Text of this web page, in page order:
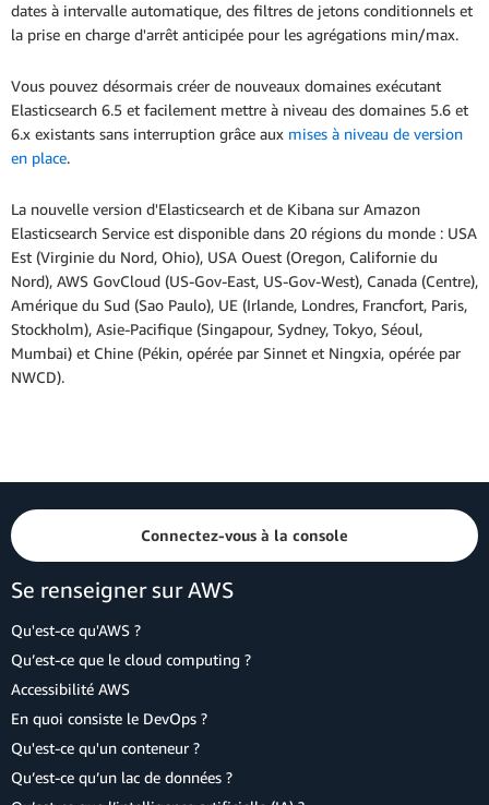
dates à intervalle automatique, des filtres de jetons conditionnels et
la prise en charge d'arrêt anticipée pour les agrégations min/max.
Vous pouvez désormais créer de nouveaux domaines exécutant
Elasticsearch 6.5 et facilement mettre à niveau des domaines 5.6 et
6.x existants sans interruption grâce aux mises à niveau de version
en place.
La nouvelle version d'Elasticsearch et de Kibana sur Amazon
Elasticsearch Service est disponible dans 20 régions du monde : USA
Est (Virginie du Nord, Ohio), USA Ouest (Oregon, Californie du
Nord), AWS GovCloud (US-Gov-East, US-Gov-West), Canada (Centre),
Amérique du Sud (Sao Paulo), UE (Irlande, Londres, Francfort, Paris,
Stockholm), Asie-Pacifique (Singapour, Sydney, Tokyo, Séoul,
Mumbai) et Chine (Pékin, opérée par Sinnet et Ningxia, opérée par
NWCD).
Connectez-vous à la console
Se renseigner sur AWS
Qu'est-ce qu'AWS ?
Qu’est-ce que le cloud computing ?
Accessibilité AWS
En quoi consiste le DevOps ?
Qu'est-ce qu'un conteneur ?
Qu’est-ce qu’un lac de données ?